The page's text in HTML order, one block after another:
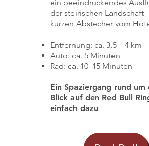
ein beeindruckendes
der steirischen Landschaft
kurzen Abstecher vom
Entfernung: ca. 3,5 – 4 km
Auto: ca. 5 Minuten
Rad: ca. 10–15 Minuten
Ein Spaziergang rund
Blick auf den Red Bull
einfach dazu